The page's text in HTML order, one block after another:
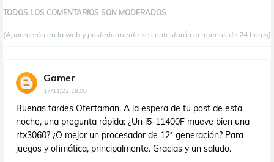
TODOS LOS COMENTARIOS SON MODERADOS
(Aparecerán en la web y posteriormente se contestarán en menos de 24 horas)
Gamer
17/11/22 19:00
Buenas tardes Ofertaman. A la espera de tu post de esta
noche, una pregunta rápida: ¿Un i5-11400F mueve bien una
rtx3060? ¿O mejor un procesador de 12ª generación? Para
juegos y ofimática, principalmente. Gracias y un saludo.